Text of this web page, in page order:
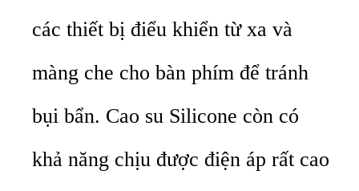
các thiết bị điểu khiển từ xa và
màng che cho bàn phím để tránh
bụi bẩn. Cao su Silicone còn có
khả năng chịu được điện áp rất cao